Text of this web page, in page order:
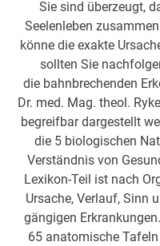
Sie sind überzeugt,
Seelenleben
könne die exakte
sollten Sie
die bahnbrechenden
Dr. med. Mag. theol.
begreifbar dargestellt
die 5 biologischen
Verständnis von
Lexikon-Teil ist nach
Ursache, Verlauf, Sinn
gängigen
65 anatomische